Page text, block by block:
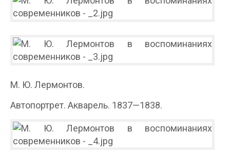
M. Ю. Лермонтов.
Автопортрет. Акварель. 1837—1838.